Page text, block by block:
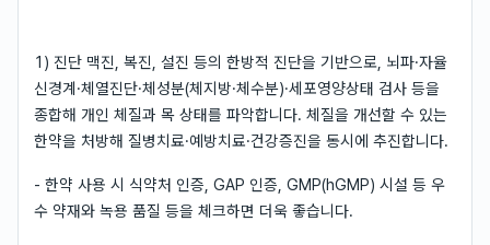
1) 진단 맥진, 복진, 설진 등의 한방적 진단을 기반으로, 뇌파·자율
신경계·체열진단·체성분(체지방·체수분)·세포영양상태 검사 등을
종합해 개인 체질과 목 상태를 파악합니다. 체질을 개선할 수 있는
한약을 처방해 질병치료·예방치료·건강증진을 동시에 추진합니다.
- 한약 사용 시 식약처 인증, GAP 인증, GMP(hGMP) 시설 등 우
수 약재와 녹용 품질 등을 체크하면 더욱 좋습니다.